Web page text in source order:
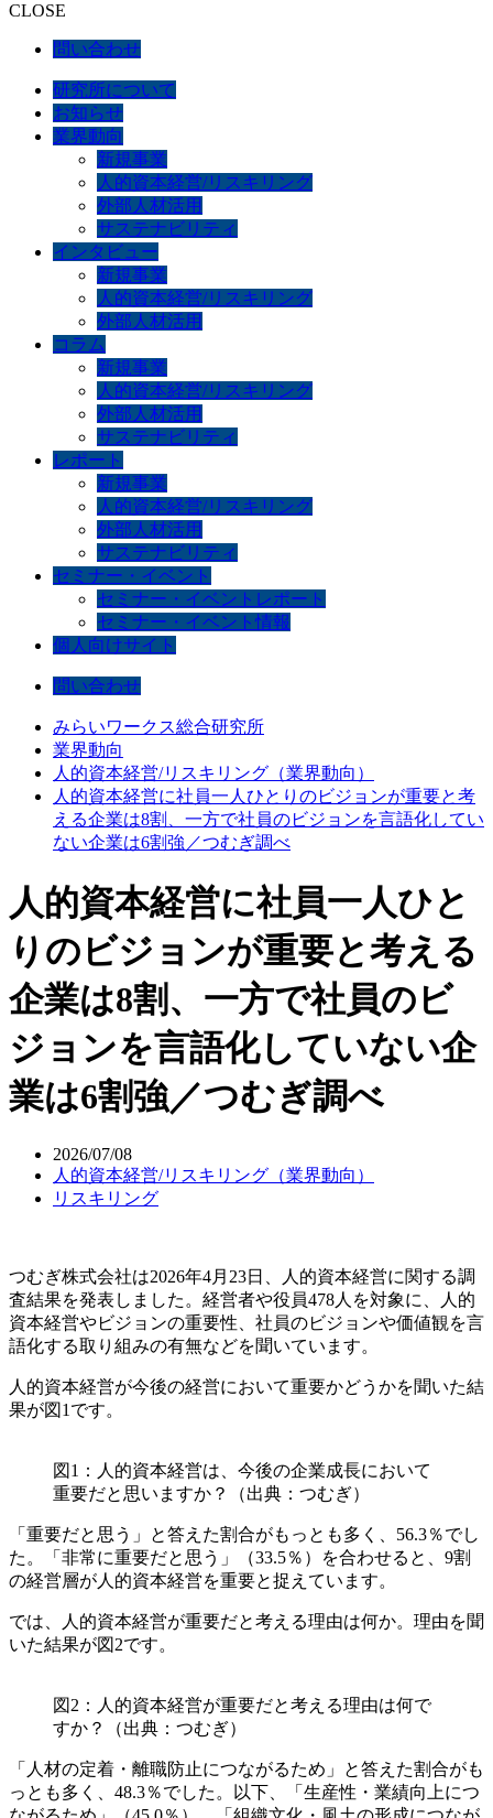
CLOSE
問い合わせ
研究所について
お知らせ
業界動向
新規事業
人的資本経営/リスキリング
外部人材活用
サステナビリティ
インタビュー
新規事業
人的資本経営/リスキリング
外部人材活用
コラム
新規事業
人的資本経営/リスキリング
外部人材活用
サステナビリティ
レポート
新規事業
人的資本経営/リスキリング
外部人材活用
サステナビリティ
セミナー・イベント
セミナー・イベントレポート
セミナー・イベント情報
個人向けサイト
問い合わせ
みらいワークス総合研究所
業界動向
人的資本経営/リスキリング（業界動向）
人的資本経営に社員一人ひとりのビジョンが重要と考
える企業は8割、一方で社員のビジョンを言語化してい
ない企業は6割強／つむぎ調べ
人的資本経営に社員一人ひと
りのビジョンが重要と考える
企業は8割、一方で社員のビ
ジョンを言語化していない企
業は6割強／つむぎ調べ
2026/07/08
人的資本経営/リスキリング（業界動向）
リスキリング
つむぎ株式会社は2026年4月23日、人的資本経営に関する調
査結果を発表しました。経営者や役員478人を対象に、人的
資本経営やビジョンの重要性、社員のビジョンや価値観を言
語化する取り組みの有無などを聞いています。
人的資本経営が今後の経営において重要かどうかを聞いた結
果が図1です。
図1：人的資本経営は、今後の企業成長において
重要だと思いますか？（出典：つむぎ）
「重要だと思う」と答えた割合がもっとも多く、56.3％でし
た。「非常に重要だと思う」（33.5％）を合わせると、9割
の経営層が人的資本経営を重要と捉えています。
では、人的資本経営が重要だと考える理由は何か。理由を聞
いた結果が図2です。
図2：人的資本経営が重要だと考える理由は何で
すか？（出典：つむぎ）
「人材の定着・離職防止につながるため」と答えた割合がも
っとも多く、48.3％でした。以下、「生産性・業績向上につ